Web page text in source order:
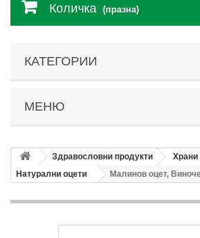
Количка (празна)
КАТЕГОРИИ
МЕНЮ
Здравословни продукти
Храни
Натурални оцети
Малинов оцет,